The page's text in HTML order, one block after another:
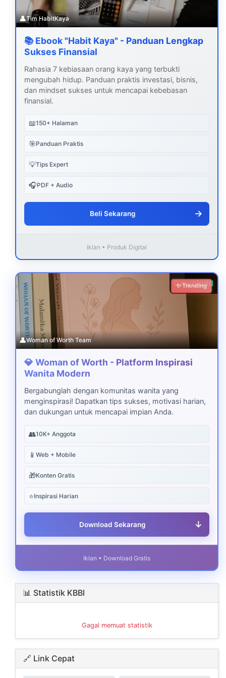
👤Tim HabitKaya
📚 Ebook "Habit Kaya" - Panduan Lengkap
Sukses Finansial
Rahasia 7 kebiasaan orang kaya yang terbukti
mengubah hidup. Panduan praktis investasi, bisnis,
dan mindset sukses untuk mencapai kebebasan
finansial.
📖150+ Halaman
🎯Panduan Praktis
💡Tips Expert
🎧PDF + Audio
Beli Sekarang →
Iklan • Produk Digital
Download
✨ Trending
👤Woman of Worth Team
💎 Woman of Worth - Platform Inspirasi
Wanita Modern
Bergabunglah dengan komunitas wanita yang
menginspirasi! Dapatkan tips sukses, motivasi harian,
dan dukungan untuk mencapai impian Anda.
👥10K+ Anggota
📱 Web + Mobile
🎁Konten Gratis
⭐Inspirasi Harian
Download Sekarang ↓
Iklan • Download Gratis
📊 Statistik KBBI
Gagal memuat statistik
🔗 Link Cepat